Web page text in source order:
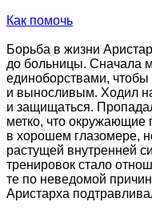
Как помочь
Борьба в жизни
до больницы. Сначала
единоборствами,
и выносливым. Ходил
и защищаться.
метко, что окружающие
в хорошем глазомере,
растущей внутренней
тренировок стало
те по неведомой
Аристарха